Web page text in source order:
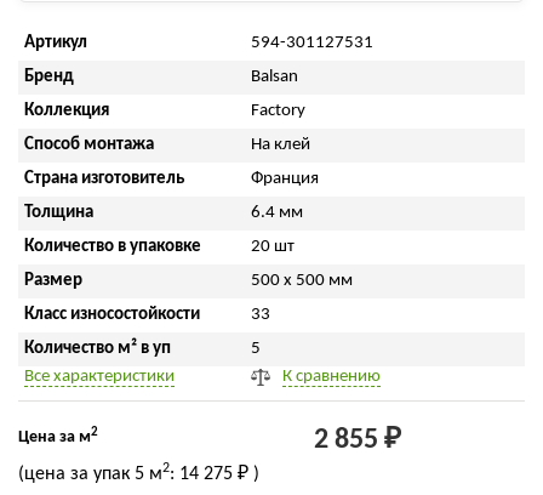
Артикул
594-301127531
Бренд
Balsan
Коллекция
Factory
Способ монтажа
На клей
Страна изготовитель
Франция
Толщина
6.4 мм
Количество в упаковке
20 шт
Размер
500 x 500 мм
Класс износостойкости
33
Количество м² в уп
5
Все характеристики
К сравнению
Цена за м2 2 855 ₽
(цена за упак 5 м2: 14 275 ₽ )